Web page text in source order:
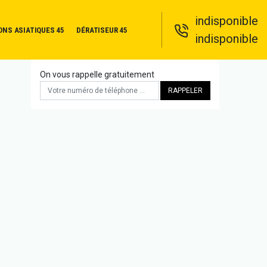
ASIATIQUES 45 DÉRATISEUR 45
indisponible
indisponible
On vous rappelle gratuitement